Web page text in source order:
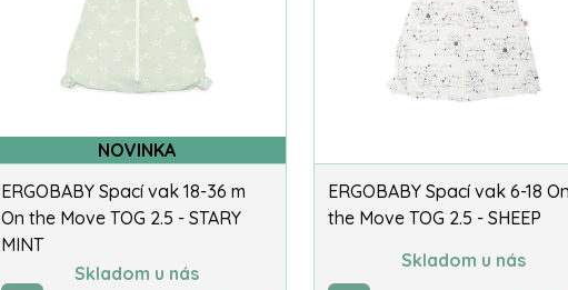
NOVINKA
ERGOBABY Spací vak 18-36 m
On the Move TOG 2.5 - STARY
MINT
Skladom u nás
ERGOBABY Spací vak 6-18 On
the Move TOG 2.5 - SHEEP
Skladom u nás